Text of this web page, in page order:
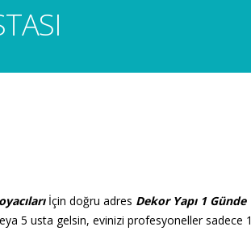
İçin doğru adres Dekor Yapı 1 Günde
5 usta gelsin, evinizi profesyoneller sadece 1